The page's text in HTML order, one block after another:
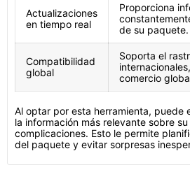
Actualizaciones
en tiempo real
Proporciona
de su paquete.
Compatibilidad
global
Soporta el
comercio
Al optar por esta herramienta, puede
la información más relevante sobre
complicaciones. Esto le permite
del paquete y evitar sorpresas